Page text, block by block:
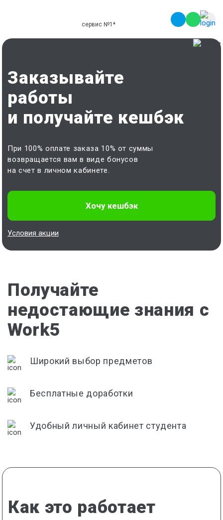
сервис №1 *
Заказывайте
работы
и получайте кешбэк
При 100% оплате заказа 10% от суммы
возвращается вам в виде бонусов
на счет в личном кабинете.
Хочу кешбэк
Условия акции
Получайте
недостающие знания с
Work5
Широкий выбор предметов
Бесплатные доработки
Удобный личный кабинет студента
Как это работает